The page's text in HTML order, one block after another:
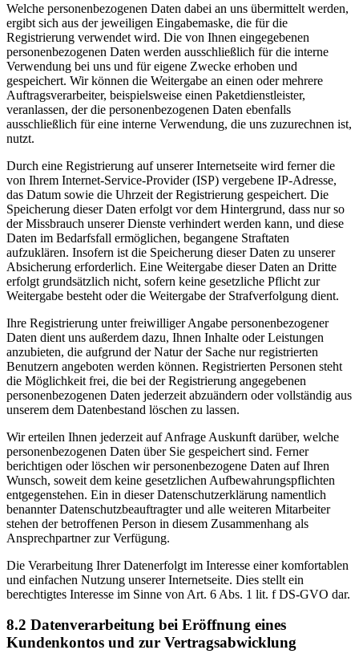
Welche personenbezogenen Daten dabei an uns übermittelt werden,
ergibt sich aus der jeweiligen Eingabemaske, die für die
Registrierung verwendet wird. Die von Ihnen eingegebenen
personenbezogenen Daten werden ausschließlich für die interne
Verwendung bei uns und für eigene Zwecke erhoben und
gespeichert. Wir können die Weitergabe an einen oder mehrere
Auftragsverarbeiter, beispielsweise einen Paketdienstleister,
veranlassen, der die personenbezogenen Daten ebenfalls
ausschließlich für eine interne Verwendung, die uns zuzurechnen ist,
nutzt.
Durch eine Registrierung auf unserer Internetseite wird ferner die
von Ihrem Internet-Service-Provider (ISP) vergebene IP-Adresse,
das Datum sowie die Uhrzeit der Registrierung gespeichert. Die
Speicherung dieser Daten erfolgt vor dem Hintergrund, dass nur so
der Missbrauch unserer Dienste verhindert werden kann, und diese
Daten im Bedarfsfall ermöglichen, begangene Straftaten
aufzuklären. Insofern ist die Speicherung dieser Daten zu unserer
Absicherung erforderlich. Eine Weitergabe dieser Daten an Dritte
erfolgt grundsätzlich nicht, sofern keine gesetzliche Pflicht zur
Weitergabe besteht oder die Weitergabe der Strafverfolgung dient.
Ihre Registrierung unter freiwilliger Angabe personenbezogener
Daten dient uns außerdem dazu, Ihnen Inhalte oder Leistungen
anzubieten, die aufgrund der Natur der Sache nur registrierten
Benutzern angeboten werden können. Registrierten Personen steht
die Möglichkeit frei, die bei der Registrierung angegebenen
personenbezogenen Daten jederzeit abzuändern oder vollständig aus
unserem dem Datenbestand löschen zu lassen.
Wir erteilen Ihnen jederzeit auf Anfrage Auskunft darüber, welche
personenbezogenen Daten über Sie gespeichert sind. Ferner
berichtigen oder löschen wir personenbezogene Daten auf Ihren
Wunsch, soweit dem keine gesetzlichen Aufbewahrungspflichten
entgegenstehen. Ein in dieser Datenschutzerklärung namentlich
benannter Datenschutzbeauftragter und alle weiteren Mitarbeiter
stehen der betroffenen Person in diesem Zusammenhang als
Ansprechpartner zur Verfügung.
Die Verarbeitung Ihrer Datenerfolgt im Interesse einer komfortablen
und einfachen Nutzung unserer Internetseite. Dies stellt ein
berechtigtes Interesse im Sinne von Art. 6 Abs. 1 lit. f DS-GVO dar.
8.2 Datenverarbeitung bei Eröffnung eines
Kundenkontos und zur Vertragsabwicklung